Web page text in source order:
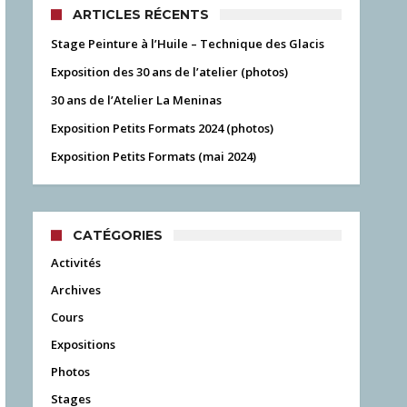
ARTICLES RÉCENTS
Stage Peinture à l’Huile – Technique des Glacis
Exposition des 30 ans de l’atelier (photos)
30 ans de l’Atelier La Meninas
Exposition Petits Formats 2024 (photos)
Exposition Petits Formats (mai 2024)
CATÉGORIES
Activités
Archives
Cours
Expositions
Photos
Stages